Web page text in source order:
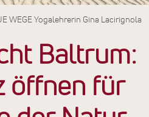
WEGE Yogalehrerin Gina Lacirignola
Baltrum:
öffnen für